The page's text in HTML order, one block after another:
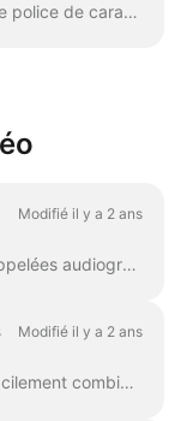
Il est très facile d'ajouter sa propre police de caractères. La première façon de le faire est d'utiliser le gestionnaire de marques. Dans n'importe quel projet, cliquez sur "Manage Brands", c'est en haut ...
Modifié il y a 2 ans
Les formes d'ondes, également appelées audiogrammes ou ondes sonores visuelles, sont des animations qui visualisent le son de votre vidéo. Générez une forme d'onde pour votre podcast...
Modifié il y a 2 ans
Dans Wave.video, vous pouvez facilement combiner deux ou plusieurs clips vidéo ou images pour créer une vidéo plus longue. Pour ce faire, rendez-vous sur https://wave.video/fr/ et cliquez sur...